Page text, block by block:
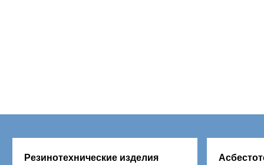
Резинотехнические изделия